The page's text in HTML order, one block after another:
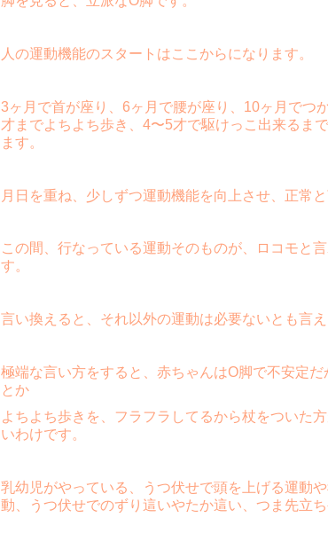
人の運動機能のスタートはここからになります。
3ヶ月で首が座り、6ヶ月で腰が座り、10ヶ月でつ
才までよちよち歩き、4〜5才で駆けっこ出来るま
ます。
月日を重ね、少しずつ運動機能を向上させ、正常
この間、行なっている運動そのものが、ロコモと
す。
言い換えると、それ以外の運動は必要ないとも言え
極端な言い方をすると、赤ちゃんはO脚で不安定
とか
よちよち歩きを、フラフラしてるから杖をついた
いわけです。
乳幼児がやっている、うつ伏せで頭を上げる運動
動、うつ伏せでのずり這いやたか這い、つま先立